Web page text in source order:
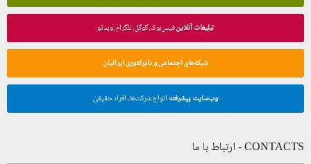
تبلیغات آنلاینفیس‌بوک، گوگل، تلگرام، ویدئو
شبکه‌های اجتماعی و دایرکتوری ایرانیان
وب‌سایت پیشرفته انواع شرکت‌ها، افراد حقیقی
CONTACTS - ارتباط با ما